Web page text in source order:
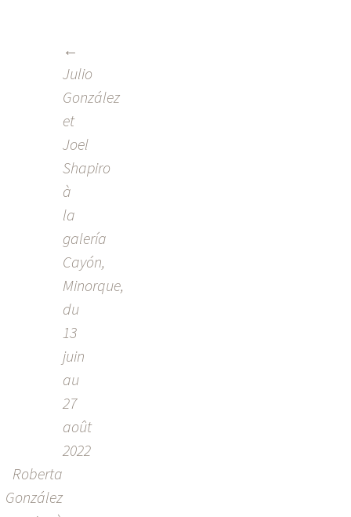
NAVIGATION
ARTICLES
←
Julio
González
et
Joel
Shapiro
à
la
galería
Cayón,
Minorque,
du
13
juin
au
27
août
2022
Roberta
González